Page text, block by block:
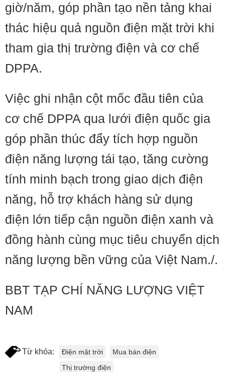
giờ/năm, góp phần tạo nền tảng khai
thác hiệu quả nguồn điện mặt trời khi
tham gia thị trường điện và cơ chế
DPPA.
Việc ghi nhận cột mốc đầu tiên của
cơ chế DPPA qua lưới điện quốc gia
góp phần thúc đẩy tích hợp nguồn
điện năng lượng tái tạo, tăng cường
tính minh bạch trong giao dịch điện
năng, hỗ trợ khách hàng sử dụng
điện lớn tiếp cận nguồn điện xanh và
đồng hành cùng mục tiêu chuyển dịch
năng lượng bền vững của Việt Nam./.
BBT TẠP CHÍ NĂNG LƯỢNG VIỆT
NAM
Từ khóa: Điện mặt trời
Mua bán điện
Thị trường điện